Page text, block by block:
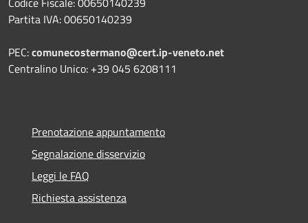
Partita IVA: 00650140239
PEC:comunecostermano@cert.ip-veneto.net
Centralino Unico: +39 045 6208111
Prenotazione appuntamento
Segnalazione disservizio
Leggi le FAQ
Richiesta assistenza